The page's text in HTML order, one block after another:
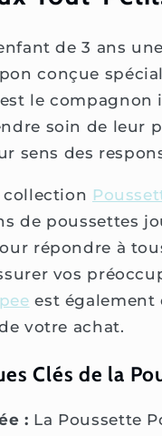
de 3 ans
conçue
le
soin de leur
sens des
collection
de poussettes
répondre à
vos
est
votre achat.
Clés de la
: La Poussette